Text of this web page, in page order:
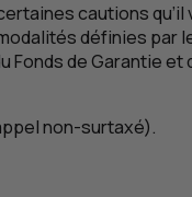
cautions
définies par
de Garantie
non-surtaxé).